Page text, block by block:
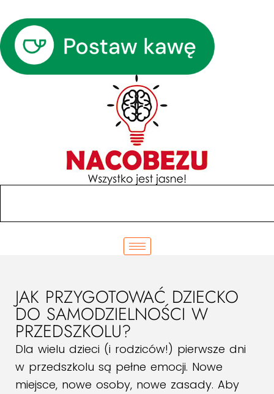
JAK PRZYGOTOWAĆ DZIECKO
DO SAMODZIELNOŚCI W
PRZEDSZKOLU?
Dla wielu dzieci (i rodziców!) pierwsze dni
w przedszkolu są pełne emocji. Nowe
miejsce, nowe osoby, nowe zasady. Aby